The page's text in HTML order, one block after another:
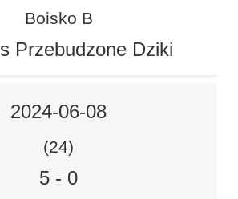
Boisko B
Przebudzone Dziki
2024-06-08
(24)
5 - 0